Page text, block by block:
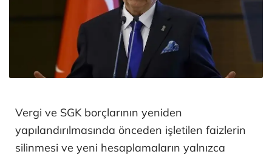
Vergi ve SGK borçlarının yeniden
yapılandırılmasında önceden işletilen faizlerin
silinmesi ve yeni hesaplamaların yalnızca